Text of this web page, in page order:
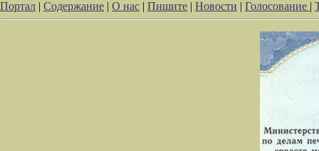
Портал | Содержание | О нас | Пишите | Новости | Голосование |